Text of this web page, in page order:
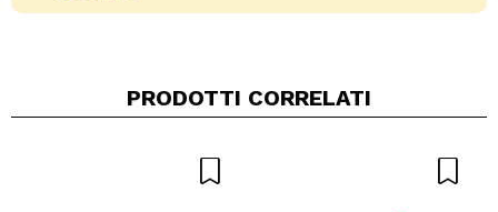
PRODOTTI CORRELATI